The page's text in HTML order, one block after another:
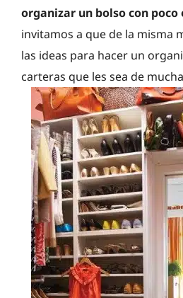
organizar un bolso con poco
invitamos a que de la misma
las ideas para hacer un
carteras que les sea de